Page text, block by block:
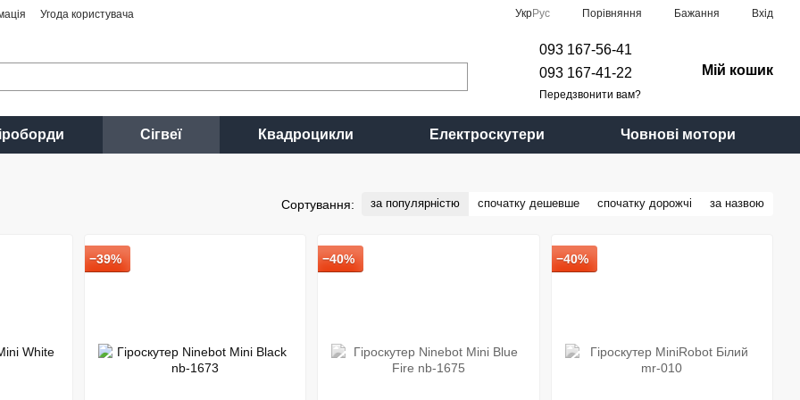
Угода користувача УкрРус Порівняння Бажання Вхід
093 167-56-41
093 167-41-22
Передзвонити вам?
Мій кошик
Сігвеї Квадроцикли Електроскутери Човнові мотори
Сортування: за популярністю спочатку дешевше спочатку дорожчі за назвою
−39% −40% −40%